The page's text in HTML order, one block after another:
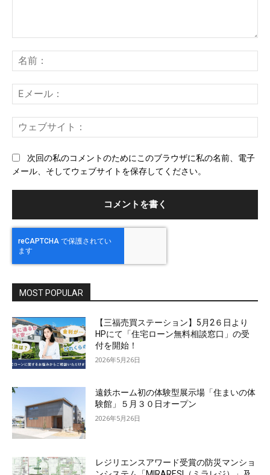
ン
ト：
前
メ
ー
ェ
次回の私のコメントのためにこのブラウザに私の名前、電子
メール、そしてウェブサイトを保存してください。
MOST POPULAR
【三福売買ステーション】5月2６日より
HPにて「住宅ローン無料相談窓口」の受
付を開始！
2026年5月26日
遠鉄ホーム初の体験型展示場「住まいの体
験館」５月３０日オープン
2026年5月26日
レジリエンスアワード受賞の防災マンショ